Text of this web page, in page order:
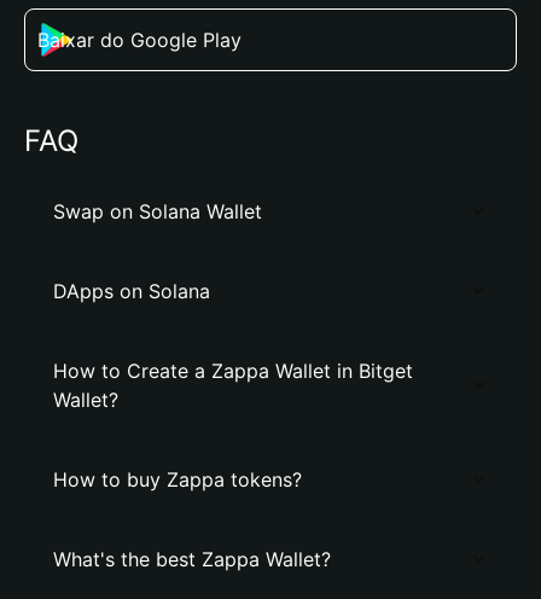
Baixar do Google Play
FAQ
Swap on Solana Wallet
DApps on Solana
How to Create a Zappa Wallet in Bitget
Wallet?
How to buy Zappa tokens?
What's the best Zappa Wallet?